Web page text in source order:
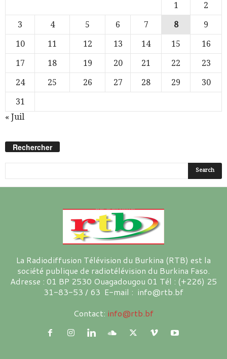
1
2
3
4 5 6 7 8
9
10
11 12 13 14 15
16
17
18 19 20 21 22
23
24
25 26 27 28 29
30
31
« Juil
Rechercher
La Radiodiffusion Télévision du Burkina (RTB) est la
société publique de radiotélévision du Burkina Faso.
Adresse : 01 BP 2530 Ouagadougou 01 Tél : (+226) 25
31-83-53 / 63 E-mail : info@rtb.bf
Contact: info@rtb.bf